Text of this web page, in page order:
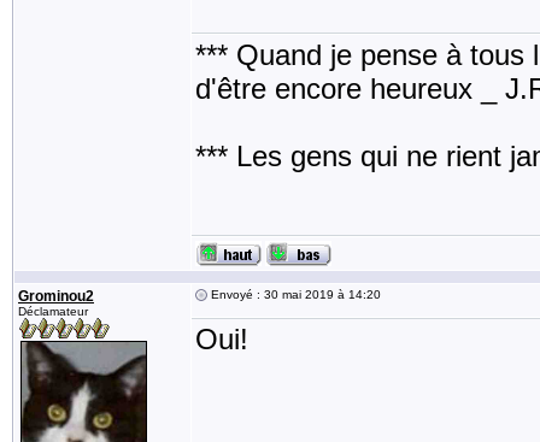
*** Quand je pense à tous
d'être encore heureux _
*** Les gens qui ne rient
Grominou2
Déclamateur
Envoyé : 30 mai 2019 à 14:20
Oui!